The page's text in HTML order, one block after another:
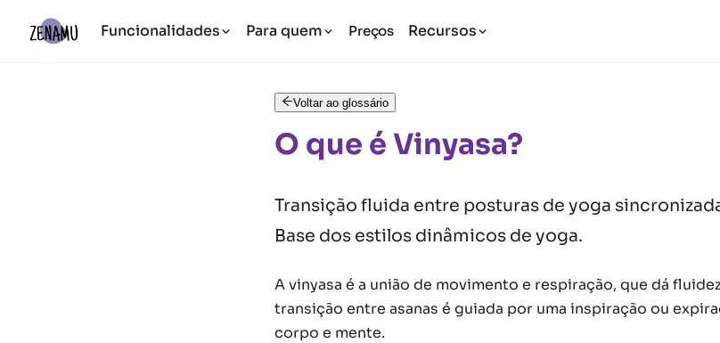
Funcionalidades Para quem Preços Recursos
Voltar ao glossário
O que é Vinyasa?
Transição fluida entre posturas de yoga
Base dos estilos dinâmicos de yoga.
A vinyasa é a união de movimento e respiração, que dá
transição entre asanas é guiada por uma inspiração ou
corpo e mente.